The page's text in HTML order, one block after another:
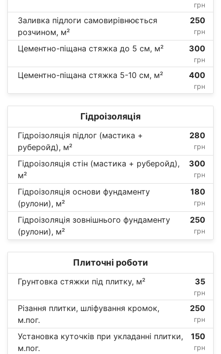
грн
Заливка підлоги самовирівнюється
розчином, м²
250
грн
Цементно-піщана стяжка до 5 см, м² 300
грн
Цементно-піщана стяжка 5-10 см, м² 400
грн
Гідроізоляція
Гідроізоляція підлог (мастика +
руберойд), м²
280
грн
Гідроізоляція стін (мастика + руберойд),
м²
300
грн
Гідроізоляція основи фундаменту
(рулони), м²
180
грн
Гідроізоляція зовнішнього фундаменту
(рулони), м²
250
грн
Плиточні роботи
Грунтовка стяжки під плитку, м² 35
грн
Різання плитки, шліфування кромок,
м.пог.
250
грн
Установка куточків при укладанні плитки,
м.пог.
150
грн